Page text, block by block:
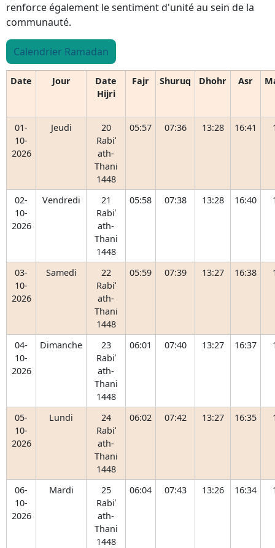
renforce également le sentiment d'unité au sein de la
communauté.
Calendrier Ramadan
Date Jour
Date
Hijri
Fajr Shuruq Dhohr Asr
01-
10-
2026
Jeudi
20
Rabiʿ
ath-
Thani
1448
05:57 07:36 13:28 16:41
02-
10-
2026
Vendredi
21
Rabiʿ
ath-
Thani
1448
05:58 07:38 13:28 16:40
03-
10-
2026
Samedi
22
Rabiʿ
ath-
Thani
1448
05:59 07:39 13:27 16:38
04-
10-
2026
Dimanche
23
Rabiʿ
ath-
Thani
1448
06:01 07:40 13:27 16:37
05-
10-
2026
Lundi
24
Rabiʿ
ath-
Thani
1448
06:02 07:42 13:27 16:35
06-
10-
2026
Mardi
25
Rabiʿ
ath-
Thani
1448
06:04 07:43 13:26 16:34